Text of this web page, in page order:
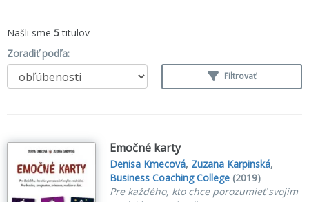
Našli sme 5titulov
Zoradiť podľa:
Filtrovať
Emočné karty
Denisa Kmecová, Zuzana Karpinská,
Business Coaching College (2019)
Pre každého, kto chce porozumieť svojim